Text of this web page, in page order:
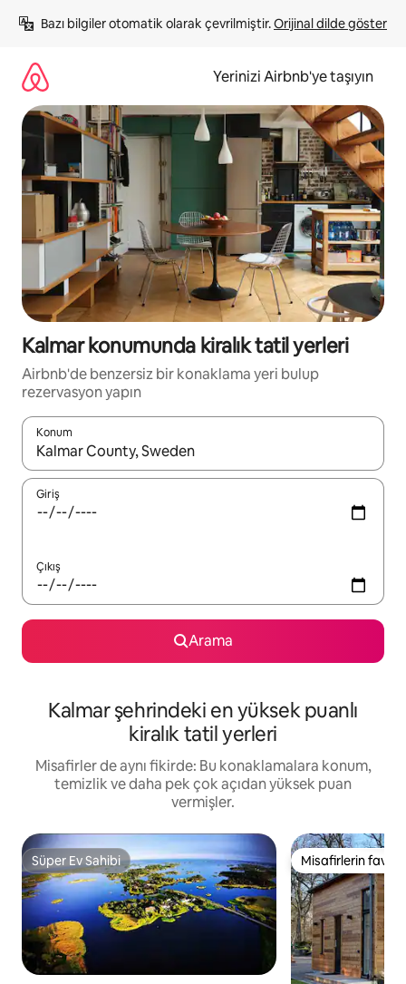
atla
Bazı bilgiler otomatik olarak çevrilmiştir. Orijinal dilde göster
Yerinizi Airbnb'ye taşıyın
Kalmar konumunda kiralık tatil yerleri
Airbnb'de benzersiz bir konaklama yeri bulup
rezervasyon yapın
Konum
Sonuçlar kullanılabilir olduğunda yukarı ve aşağı oklarıyla
Giriş
Çıkış
Arama
Kalmar şehrindeki en yüksek puanlı
kiralık tatil yerleri
Misafirler de aynı fikirde: Bu konaklamalara konum,
temizlik ve daha pek çok açıdan yüksek puan
vermişler.
Süper Ev Sahibi
Süper Ev Sahibi Misafirlerin
Misafirlerin